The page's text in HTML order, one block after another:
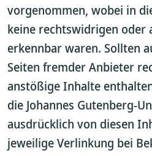
vorgenommen, wobei in
keine rechtswidrigen oder
erkennbar waren. Sollten
Seiten fremder Anbieter
anstößige Inhalte
die Johannes Gutenberg-
ausdrücklich von diesen
jeweilige Verlinkung bei